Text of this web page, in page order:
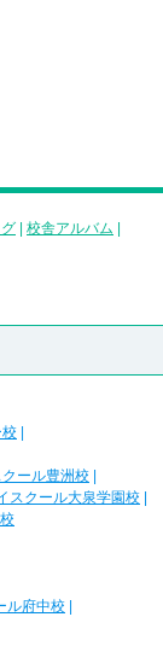
校舎アルバム
ール豊洲校
スクール大泉学園校
ル府中校